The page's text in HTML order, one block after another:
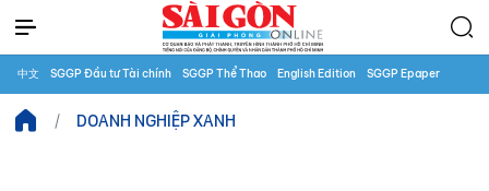
中文 SGGP Đầu tư Tài chính SGGP Thể Thao English Edition SGGP Epaper
DOANH NGHIỆP XANH